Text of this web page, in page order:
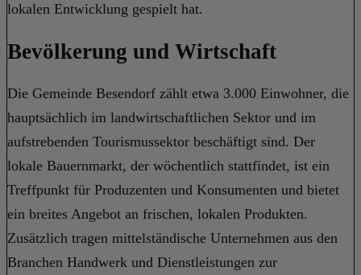
lokalen Entwicklung gespielt hat.
Bevölkerung und Wirtschaft
Die Gemeinde Besendorf zählt etwa 3.000 Einwohner, die
hauptsächlich im landwirtschaftlichen Sektor und im
aufstrebenden Tourismussektor beschäftigt sind. Der
lokale Bauernmarkt, der wöchentlich stattfindet, ist ein
Treffpunkt für Produzenten und Konsumenten und bietet
ein breites Angebot an frischen, lokalen Produkten.
Zusätzlich tragen mittelständische Unternehmen aus den
Branchen Handwerk und Dienstleistungen zur